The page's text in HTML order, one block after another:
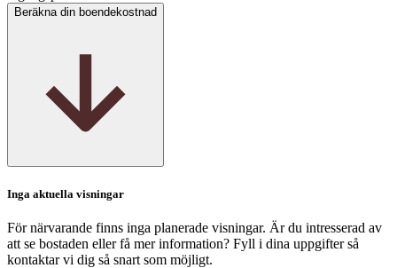
Beräkna din boendekostnad
Inga aktuella visningar
För närvarande finns inga planerade visningar. Är du intresserad av
att se bostaden eller få mer information? Fyll i dina uppgifter så
kontaktar vi dig så snart som möjligt.